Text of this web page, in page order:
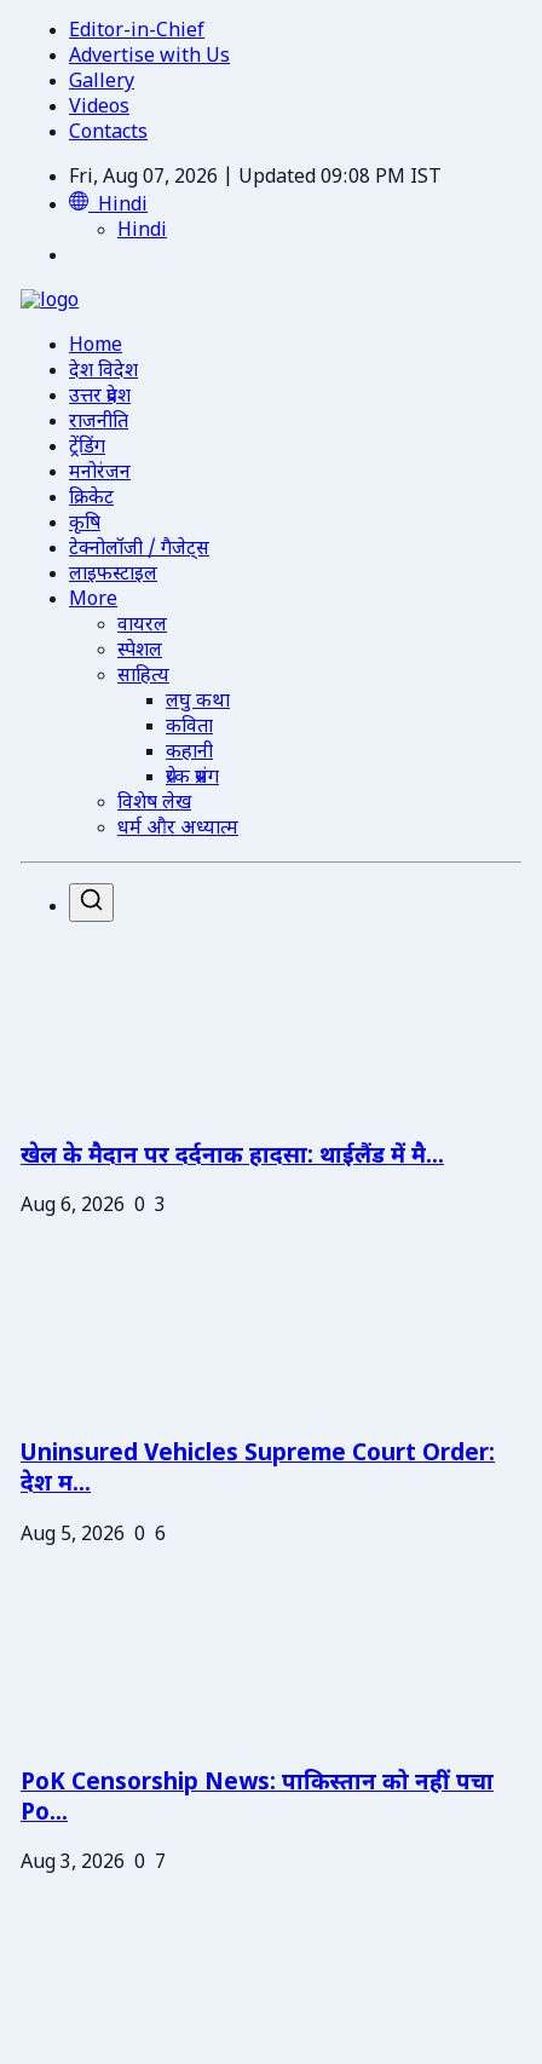
Editor-in-Chief
Advertise with Us
Gallery
Videos
Contacts
Fri, Aug 07, 2026 | Updated 09:08 PM IST
Hindi
Hindi
Home
देश विदेश
उत्तर प्रदेश
राजनीति
ट्रेंडिंग
मनोरंजन
क्रिकेट
कृषि
टेक्नोलॉजी / गैजेट्स
लाइफस्टाइल
More
वायरल
स्पेशल
साहित्य
लघु कथा
कविता
कहानी
प्रेरक प्रसंग
विशेष लेख
धर्म और अध्यात्म
खेल के मैदान पर दर्दनाक हादसा: थाईलैंड में मै...
Aug 6, 2026 0 3
Uninsured Vehicles Supreme Court Order:
देश म...
Aug 5, 2026 0 6
PoK Censorship News: पाकिस्तान को नहीं पचा
Po...
Aug 3, 2026 0 7